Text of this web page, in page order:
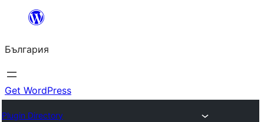
България
Get WordPress
Plugin Directory